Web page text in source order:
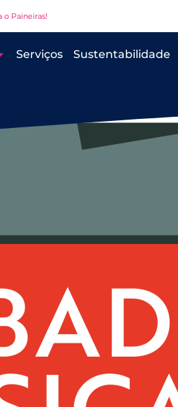
o Paineiras!
Serviços Sustentabilidade